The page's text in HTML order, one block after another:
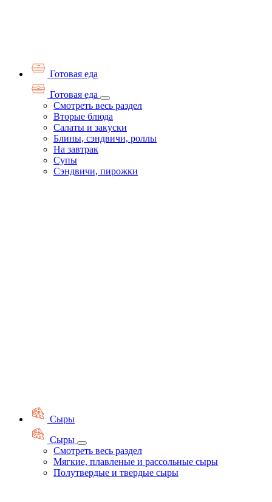
Готовая еда
Готовая еда
Смотреть весь раздел
Вторые блюда
Салаты и закуски
Блины, сэндвичи, роллы
На завтрак
Супы
Сэндвичи, пирожки
Сыры
Сыры
Смотреть весь раздел
Мягкие, плавленые и рассольные сыры
Полутвердые и твердые сыры